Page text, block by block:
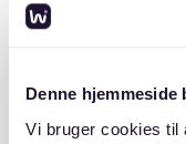
Denne hjemmeside
Vi bruger cookies til
Beskrivelse